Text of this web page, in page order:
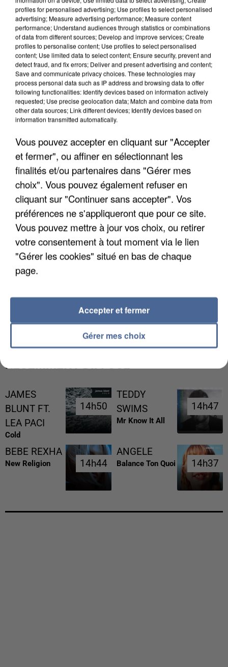
UN SECOND CADRE DE LA DZ MAFIA
INTERPELLÉ EN ALGÉRIE
UNE TOURISTE DE L’OISE EMPORTÉE PAR UNE
COULÉE DE BOUE EN HAUTE-SAVOIE
RÉCEMMENT DIFFUSÉ
JAMES
BLUNT FT.
LEA PACI
Cold
14h50
14h50
TEDDY
SWIMS
Mr Know It All
14h47
14h47
BEBE REXHA
New Religion 14h44
14h44
ANGELE
Balance Ton Quoi 14h37
14h37
profiles for personalised advertising; Use profiles to select personalised
advertising; Measure advertising performance; Measure content
performance; Understand audiences through statistics or combinations
of data from different sources; Develop and improve services; Create
profiles to personalise content; Use profiles to select personalised
content; Use limited data to select content; Ensure security, prevent and
detect fraud, and fix errors; Deliver and present advertising and content;
Save and communicate privacy choices. These technologies may
process personal data such as IP address and browsing data to offer
following functionalities: Identify devices based on information actively
requested; Use precise geolocation data; Match and combine data from
other data sources; Link different devices; Identify devices based on
information transmitted automatically.
Vous pouvez accepter en cliquant sur "Accepter
et fermer", ou affiner en sélectionnant les
finalités et/ou partenaires dans "Gérer mes
choix". Vous pouvez également refuser en
cliquant sur "Continuer sans accepter". Vos
préférences ne s'appliqueront que pour ce site.
Vous pouvez mettre à jour vos choix, ou retirer
votre consentement à tout moment via le lien
"Gérer les cookies" situé en bas de chaque
page.
Gérer mes choix
Accepter et fermer